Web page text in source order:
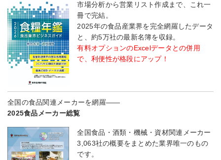
市場分析から営業リスト作成まで、これ一
冊で完結。
2025年の食品産業界を完全網羅したデータ
と、約5万社の最新名簿を収録。
有料オプションのExcelデータとの併用
で、利便性が格段にアップ！
全国の食品関連メーカーを網羅――
2025食品メーカー総覧
全国食品・酒類・機械・資材関連メーカー
3,063社の概要をまとめた業界唯一のもの
です。